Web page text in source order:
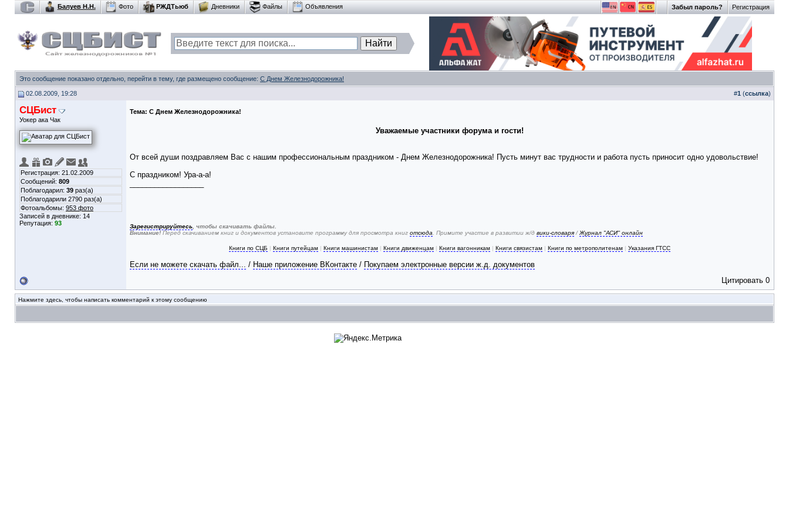
Регистрация
Забыл пароль?
Балуев Н.Н. Фото РЖДТьюб Дневники Файлы Объявления
Это сообщение показано отдельно, перейти в тему, где размещено сообщение: С Днем Железнодорожника!
02.08.2009, 19:28 #1 (ссылка)
СЦБист
Уокер ака Чак
Регистрация: 21.02.2009
Сообщений: 809
Поблагодарил: 39 раз(а)
Поблагодарили 2790 раз(а)
Фотоальбомы: 953 фото
Записей в дневнике: 14
Репутация: 93
Тема: С Днем Железнодорожника!
Уважаемые участники форума и гости!
От всей души поздравляем Вас с нашим профессиональным праздником - Днем Железнодорожника! Пусть минут вас трудности и работа пусть приносит одно удовольствие!
С праздником! Ура-а-а!
Зарегистрируйтесь, чтобы скачивать файлы.
Внимание! Перед скачиванием книг и документов установите программу для просмотра книг отсюда. Примите участие в развитии ж/д вики-словаря/Журнал "АСИ" онлайн
Книги по СЦБ | Книги путейцам | Книги машинистам | Книги движенцам | Книги вагонникам | Книги связистам | Книги по метрополитенам | Указания ГТСС
Если не можете скачать файл... / Наше приложение ВКонтакте / Покупаем электронные версии ж.д. документов
Цитировать 0
Нажмите здесь, чтобы написать комментарий к этому сообщению